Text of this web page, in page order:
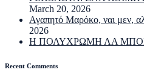
March 20, 2026
Αγαπητό Μαρόκο, ναι μεν,
2026
Η ΠΟΛΥΧΡΩΜΗ ΛΑ
Recent Comments